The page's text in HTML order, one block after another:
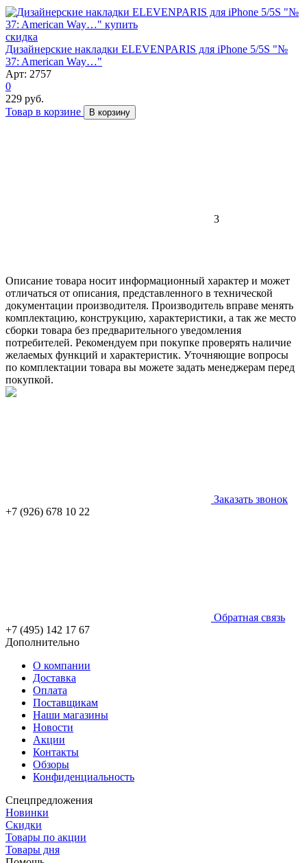
скидка
Дизайнерские накладки ELEVENPARIS для iPhone 5/5S "№
37: American Way…"
Арт: 2757
0
229 руб.
Товар в корзине
В корзину
3
Описание товара носит информационный характер и может
отличаться от описания, представленного в технической
документации производителя. Производитель вправе менять
комплектацию, конструкцию, характеристики, а так же место
сборки товара без предварительного уведомления
потребителей. Рекомендуем при покупке проверять наличие
желаемых функций и характеристик. Уточняющие вопросы
по комплектации товара вы можете задать менеджерам перед
покупкой.
Заказать звонок
+7 (926) 678 10 22
Обратная связь
+7 (495) 142 17 67
Дополнительно
О компании
Доставка
Оплата
Поставщикам
Наши магазины
Новости
Акции
Контакты
Обзоры
Конфиденциальность
Спецпредложения
Новинки
Скидки
Товары по акции
Товары дня